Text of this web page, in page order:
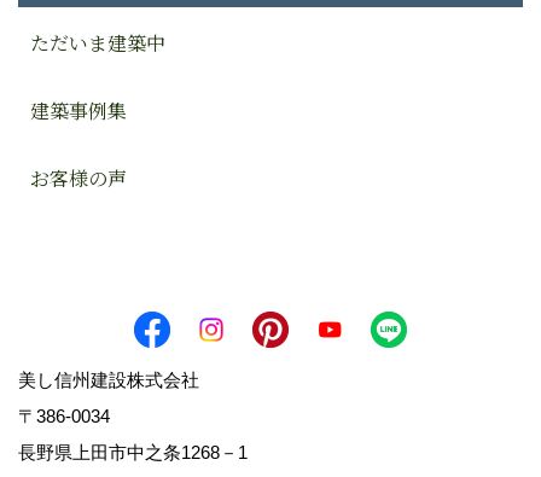
ただいま建築中
建築事例集
お客様の声
美し信州建設株式会社
〒386-0034
長野県上田市中之条1268－1